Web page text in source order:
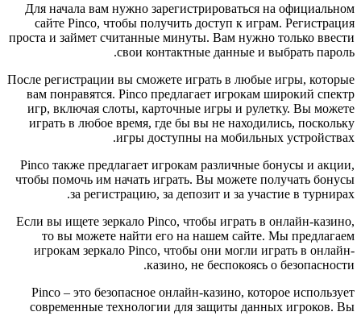
Для начала вам нужно зарегистрироваться на официальном
сайте Pinco, чтобы получить доступ к играм. Регистрация
проста и займет считанные минуты. Вам нужно только ввести
свои контактные данные и выбрать пароль.
После регистрации вы сможете играть в любые игры, которые
вам понравятся. Pinco предлагает игрокам широкий спектр
игр, включая слоты, карточные игры и рулетку. Вы можете
играть в любое время, где бы вы не находились, поскольку
игры доступны на мобильных устройствах.
Pinco также предлагает игрокам различные бонусы и акции,
чтобы помочь им начать играть. Вы можете получать бонусы
за регистрацию, за депозит и за участие в турнирах.
Если вы ищете зеркало Pinco, чтобы играть в онлайн-казино,
то вы можете найти его на нашем сайте. Мы предлагаем
игрокам зеркало Pinco, чтобы они могли играть в онлайн-
казино, не беспокоясь о безопасности.
Pinco – это безопасное онлайн-казино, которое использует
современные технологии для защиты данных игроков. Вы